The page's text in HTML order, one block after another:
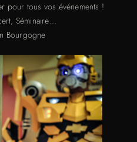
pour tous vos événements !
Séminaire…
Bourgogne